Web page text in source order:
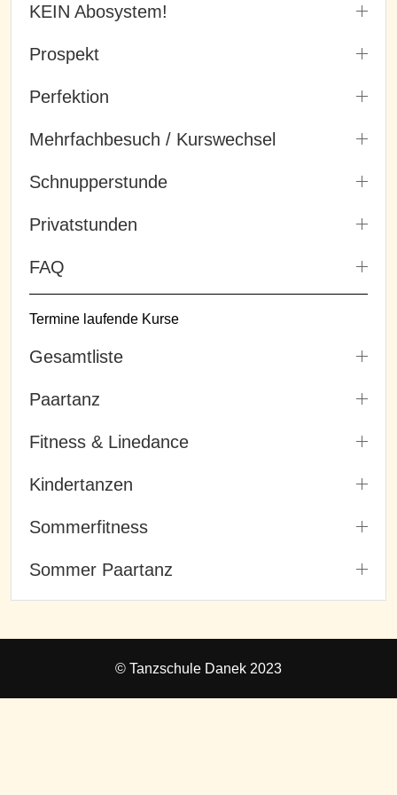
KEIN Abosystem!
Prospekt
Perfektion
Mehrfachbesuch / Kurswechsel
Schnupperstunde
Privatstunden
FAQ
Termine laufende Kurse
Gesamtliste
Paartanz
Fitness & Linedance
Kindertanzen
Sommerfitness
Sommer Paartanz
© Tanzschule Danek 2023